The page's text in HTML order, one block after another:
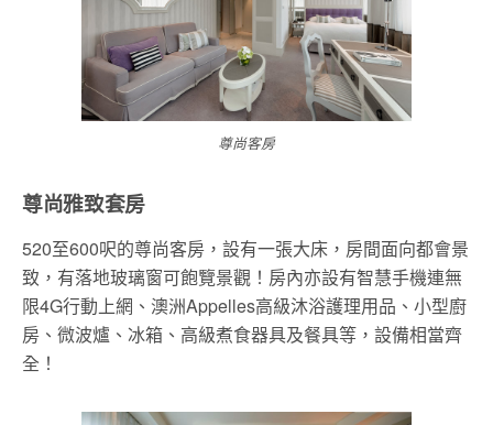
尊尚客房
尊尚雅致套房
520至600呎的尊尚客房，設有一張大床，房間面向都會景
致，有落地玻璃窗可飽覽景觀！房內亦設有智慧手機連無
限4G行動上網、澳洲Appelles高級沐浴護理用品、小型廚
房、微波爐、冰箱、高級煮食器具及餐具等，設備相當齊
全！